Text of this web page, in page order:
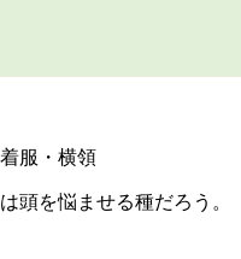
服・横領
頭を悩ませる種だろう。